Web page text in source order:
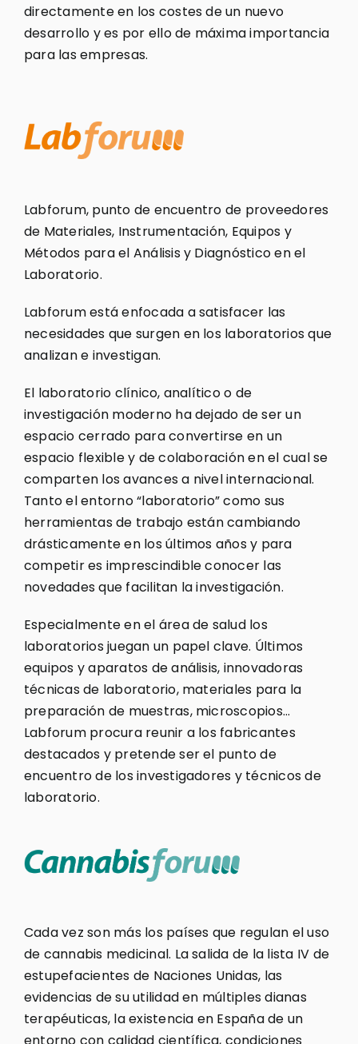
directamente en los costes de un nuevo
desarrollo y es por ello de máxima importancia
para las empresas.
Labforum, punto de encuentro de proveedores
de Materiales, Instrumentación, Equipos y
Métodos para el Análisis y Diagnóstico en el
Laboratorio.
Labforum está enfocada a satisfacer las
necesidades que surgen en los laboratorios que
analizan e investigan.
El laboratorio clínico, analítico o de
investigación moderno ha dejado de ser un
espacio cerrado para convertirse en un
espacio flexible y de colaboración en el cual se
comparten los avances a nivel internacional.
Tanto el entorno “laboratorio” como sus
herramientas de trabajo están cambiando
drásticamente en los últimos años y para
competir es imprescindible conocer las
novedades que facilitan la investigación.
Especialmente en el área de salud los
laboratorios juegan un papel clave. Últimos
equipos y aparatos de análisis, innovadoras
técnicas de laboratorio, materiales para la
preparación de muestras, microscopios…
Labforum procura reunir a los fabricantes
destacados y pretende ser el punto de
encuentro de los investigadores y técnicos de
laboratorio.
Cada vez son más los países que regulan el uso
de cannabis medicinal. La salida de la lista IV de
estupefacientes de Naciones Unidas, las
evidencias de su utilidad en múltiples dianas
terapéuticas, la existencia en España de un